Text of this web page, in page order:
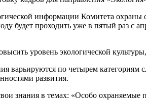
информации Комитета
будет проходить уже в пятый раз с
уровень экологической
варьируются по четырем категориям
развития.
знания в темах: «Особо